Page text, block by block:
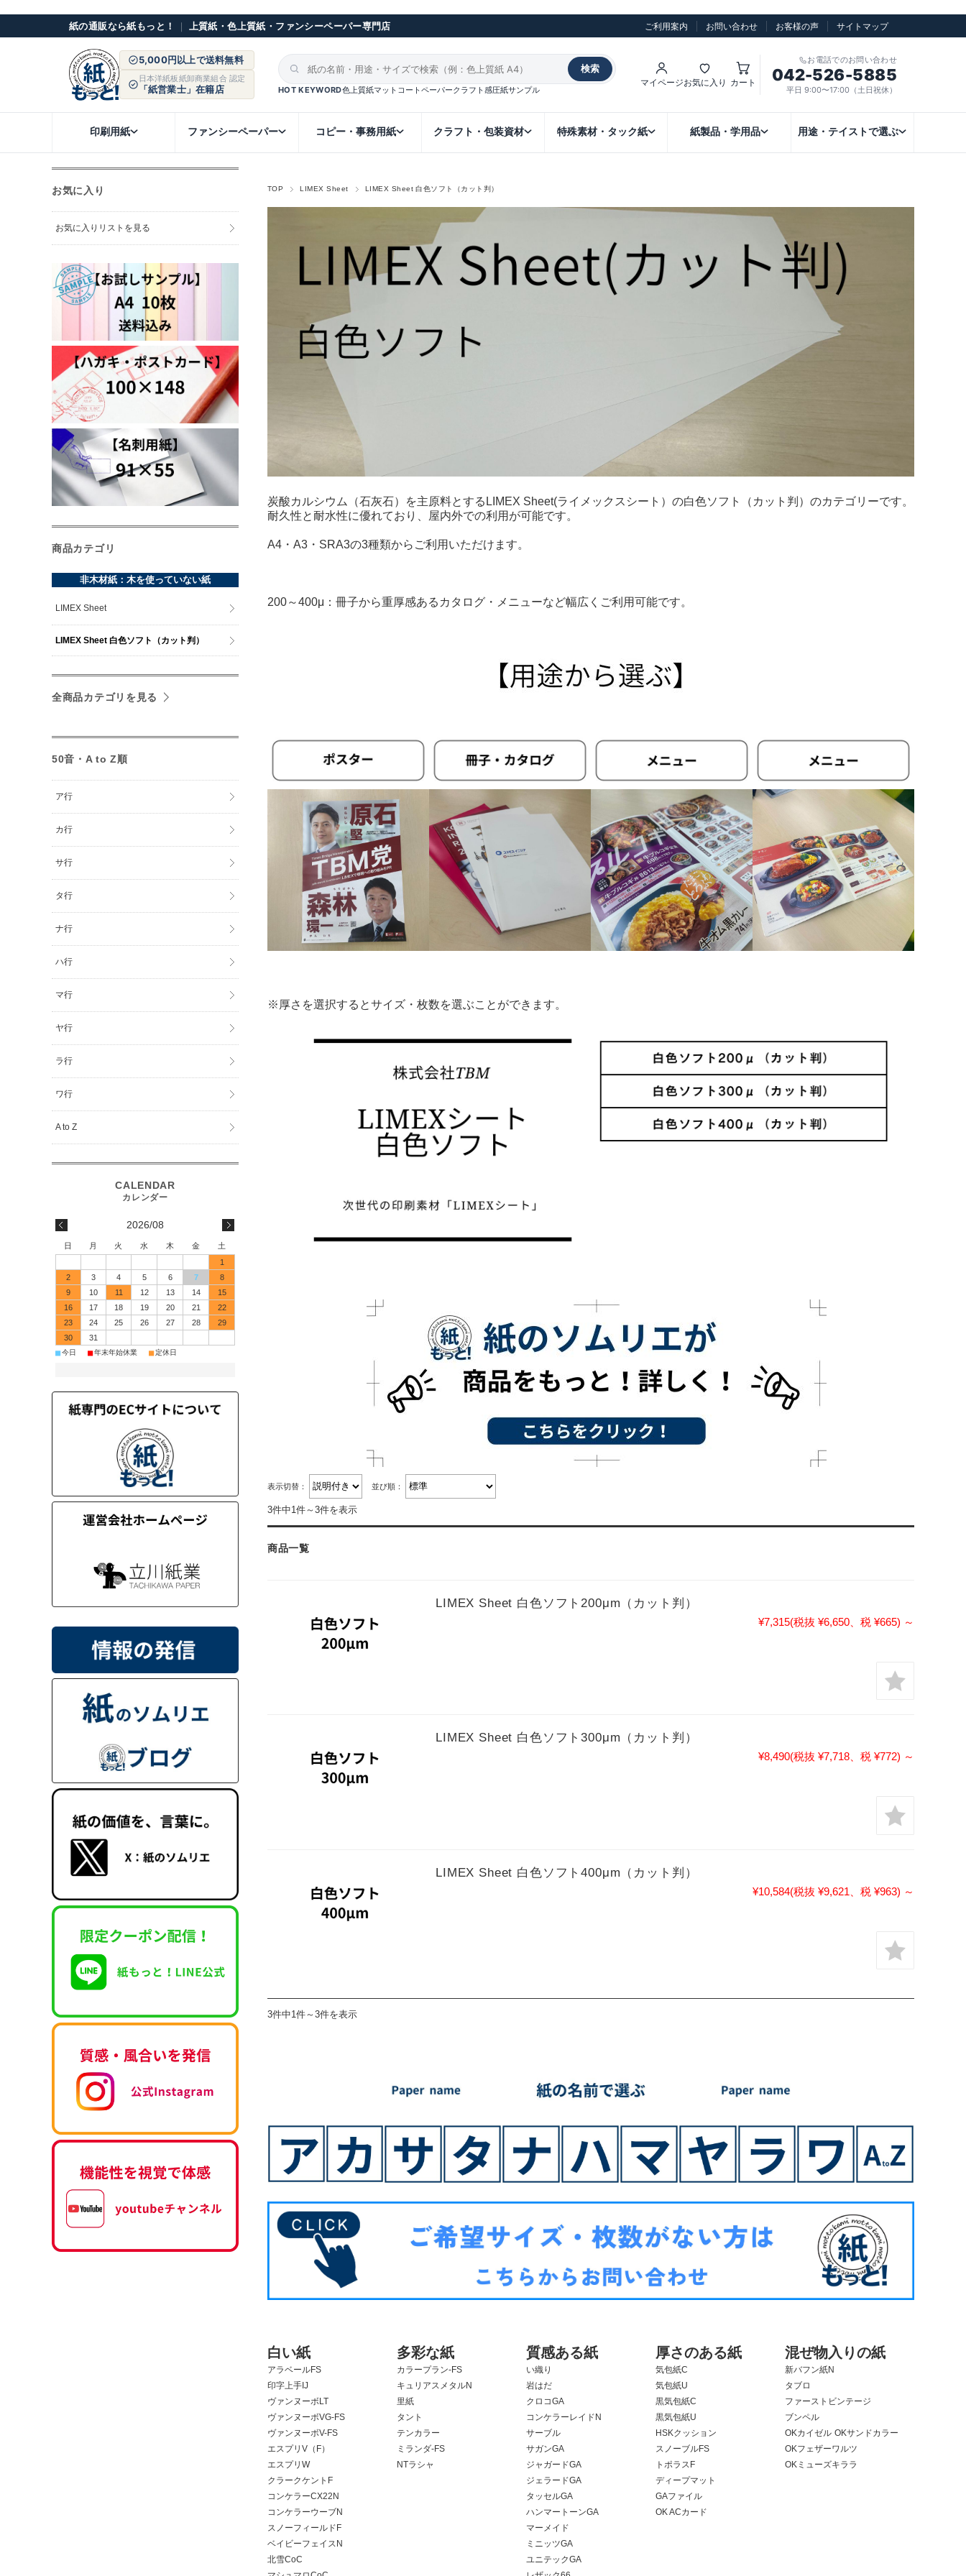
紙の通販なら紙もっと！ ｜ 上質紙・色上質紙・ファンシーペーパー専門店 ご利用案内 お問い合わせ お客様の声 サイトマップ
5,000円以上で送料無料
日本洋紙板紙卸商業組合 認定
「紙営業士」在籍店
検索
HOT KEYWORD色上質紙マットコートペーパークラフト感圧紙サンプル
マイページお気に入り カート
お電話でのお問い合わせ
042-526-5885
平日 9:00〜17:00（土日祝休）
印刷用紙 ファンシーペーパー コピー・事務用紙 クラフト・包装資材 特殊素材・タック紙 紙製品・学用品 用途・テイストで選ぶ
TOP LIMEX Sheet LIMEX Sheet 白色ソフト（カット判）
炭酸カルシウム（石灰石）を主原料とするLIMEX Sheet(ライメックスシート）の白色ソフト（カット判）のカテゴリーです。
耐久性と耐水性に優れており、屋内外での利用が可能です。
A4・A3・SRA3の3種類からご利用いただけます。
200～400μ：冊子から重厚感あるカタログ・メニューなど幅広くご利用可能です。
※厚さを選択するとサイズ・枚数を選ぶことができます。
表示切替： 並び順：
3件中1件～3件を表示
商品一覧
LIMEX Sheet 白色ソフト200μm（カット判）
¥7,315(税抜 ¥6,650、税 ¥665) ～
LIMEX Sheet 白色ソフト300μm（カット判）
¥8,490(税抜 ¥7,718、税 ¥772) ～
LIMEX Sheet 白色ソフト400μm（カット判）
¥10,584(税抜 ¥9,621、税 ¥963) ～
3件中1件～3件を表示
白い紙
アラベールFS
印字上手IJ
ヴァンヌーボLT
ヴァンヌーボVG-FS
ヴァンヌーボV-FS
エスプリV（F）
エスプリW
クラークケントF
コンケラーCX22N
コンケラーウーブN
スノーフィールドF
ベイビーフェイスN
北雪CoC
多彩な紙
カラープラン-FS
キュリアスメタルN
里紙
タント
テンカラー
ミランダ-FS
NTラシャ
質感ある紙
い織り
岩はだ
クロコGA
コンケラーレイドN
サーブル
サガンGA
ジャガードGA
ジェラードGA
タッセルGA
ハンマートーンGA
マーメイド
ミニッツGA
ユニテックGA
厚さのある紙
気包紙C
気包紙U
黒気包紙C
黒気包紙U
HSKクッション
スノーブルFS
トポラスF
ディープマット
GAファイル
OK ACカード
混ぜ物入りの紙
新バフン紙N
タブロ
ファーストビンテージ
ブンペル
OKカイゼル OKサンドカラー
OKフェザーワルツ
OKミューズキララ
お気に入り
お気に入りリストを見る
商品カテゴリ
非木材紙：木を使っていない紙
LIMEX Sheet
LIMEX Sheet 白色ソフト（カット判）
全商品カテゴリを見る
50音・A to Z順
ア行
カ行
サ行
タ行
ナ行
ハ行
マ行
ヤ行
ラ行
ワ行
A to Z
2026/08
日 月 火 水 木 金
土
1
2
3 4 5 6 7
8
9
10 11 12 13 14
15
16
17 18 19 20 21
22
23
24 25 26 27 28
29
30
31
■今日 ■年末年始休業 ■定休日